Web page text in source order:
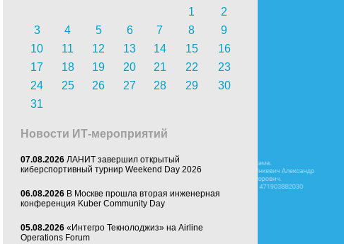
1
2
3
4 5 6 7 8
9
10
11 12 13 14 15
16
17
18 19 20 21 22
23
24
25 26 27 28 29
30
31
Новости ИТ-мероприятий
07.08.2026 ЛАНИТ завершил открытый
киберспортивный турнир Weekend Day 2026
06.08.2026 В Москве прошла вторая инженерная
конференция Kuber Community Day
05.08.2026 «Интегро Текнолоджиз» на Airline
Operations Forum